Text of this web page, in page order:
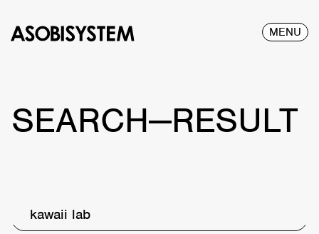
MENU
SEARCH—RESULT
kawaii lab